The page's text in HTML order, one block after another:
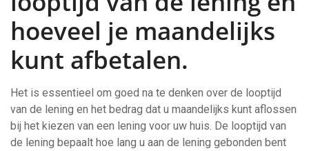
hoeveel je maandelijks
kunt afbetalen.
Het is essentieel om goed na te denken over de looptijd
van de lening en het bedrag dat u maandelijks kunt aflossen
bij het kiezen van een lening voor uw huis. De looptijd van
de lening bepaalt hoe lang u aan de lening gebonden bent